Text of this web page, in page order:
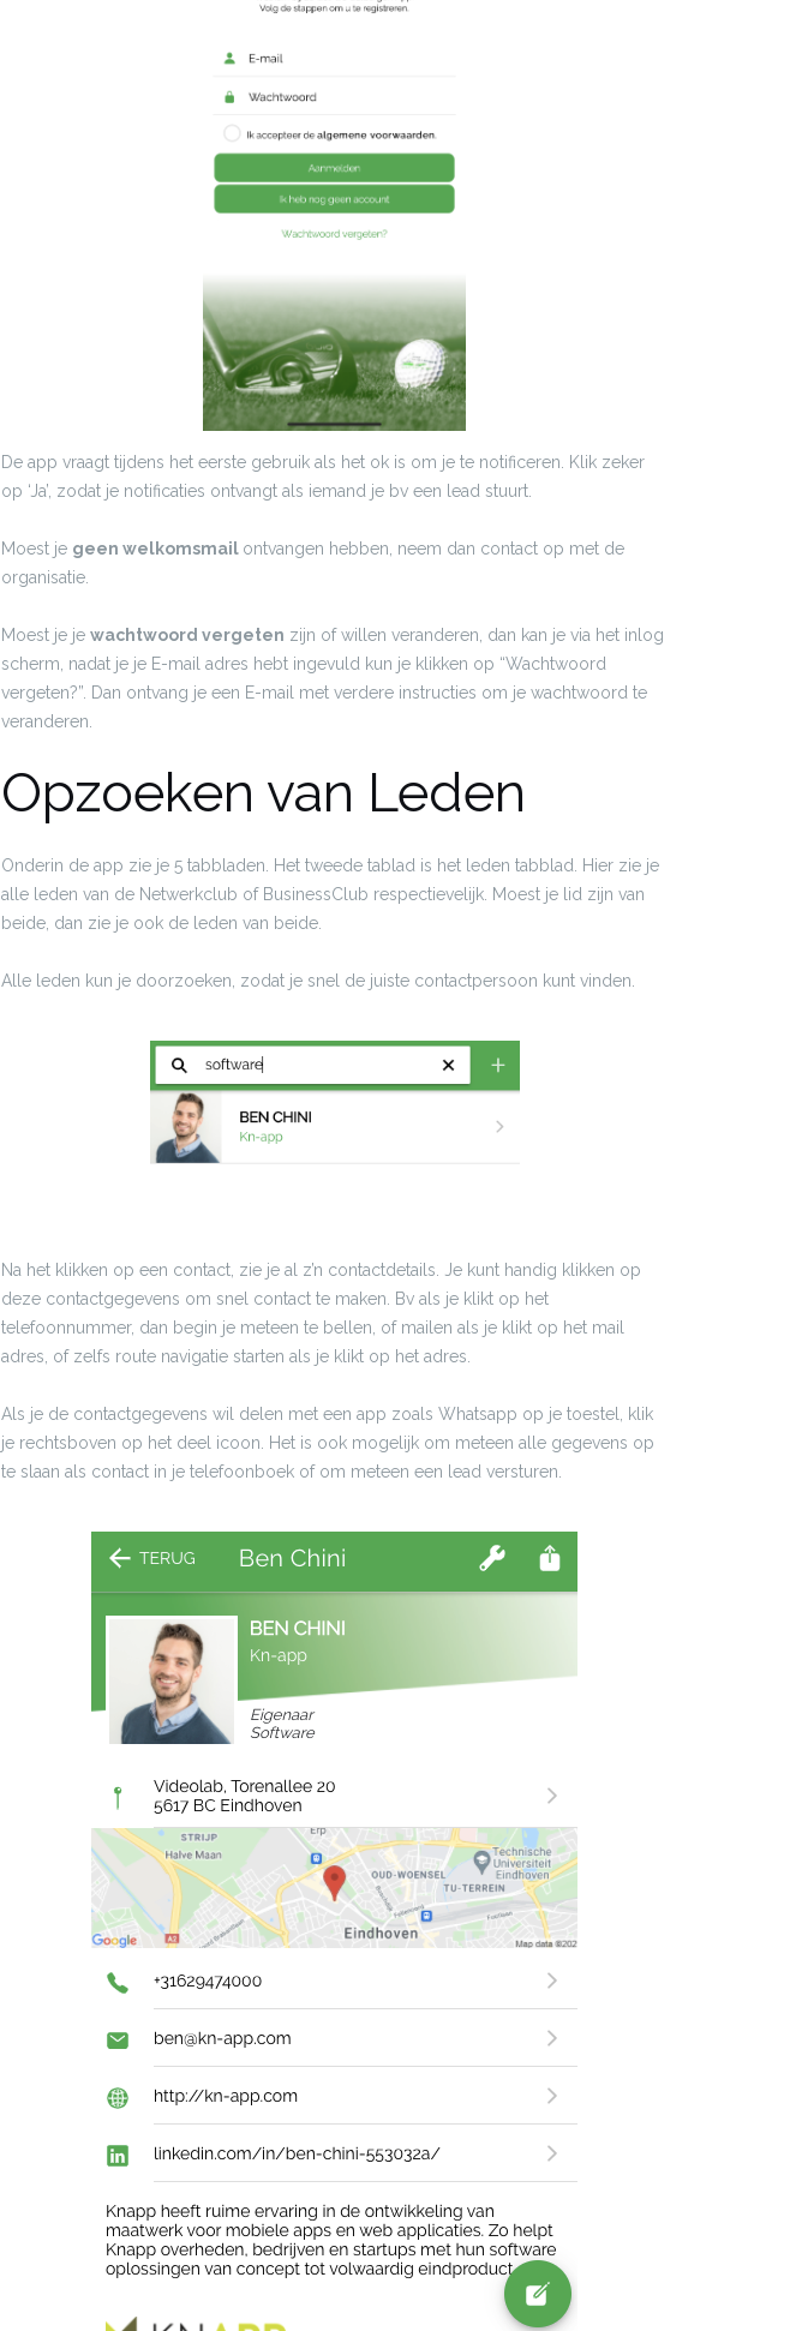
De app vraagt tijdens het eerste gebruik als het ok is om je te notificeren. Klik zeker
op ‘Ja’, zodat je notificaties ontvangt als iemand je bv een lead stuurt.
Moest je geen welkomsmail ontvangen hebben, neem dan contact op met de
organisatie.
Moest je je wachtwoord vergeten zijn of willen veranderen, dan kan je via het inlog
scherm, nadat je je E-mail adres hebt ingevuld kun je klikken op “Wachtwoord
vergeten?”. Dan ontvang je een E-mail met verdere instructies om je wachtwoord te
veranderen.
Opzoeken van Leden
Onderin de app zie je 5 tabbladen. Het tweede tablad is het leden tabblad. Hier zie je
alle leden van de Netwerkclub of BusinessClub respectievelijk. Moest je lid zijn van
beide, dan zie je ook de leden van beide.
Alle leden kun je doorzoeken, zodat je snel de juiste contactpersoon kunt vinden.
Na het klikken op een contact, zie je al z’n contactdetails. Je kunt handig klikken op
deze contactgegevens om snel contact te maken. Bv als je klikt op het
telefoonnummer, dan begin je meteen te bellen, of mailen als je klikt op het mail
adres, of zelfs route navigatie starten als je klikt op het adres.
Als je de contactgegevens wil delen met een app zoals Whatsapp op je toestel, klik
je rechtsboven op het deel icoon. Het is ook mogelijk om meteen alle gegevens op
te slaan als contact in je telefoonboek of om meteen een lead versturen.